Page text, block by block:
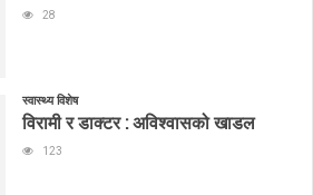
28
स्वास्थ्य विशेष
विरामी र डाक्टर : अविश्वासको खाडल
123